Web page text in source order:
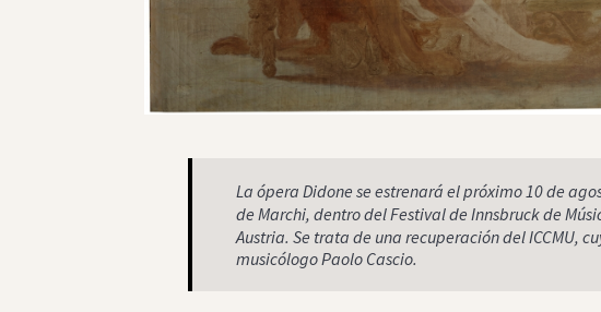
La ópera Didone se estrenará el próximo 10 de
de Marchi, dentro del Festival de Innsbruck de
Austria. Se trata de una recuperación del ICCMU,
musicólogo Paolo Cascio.